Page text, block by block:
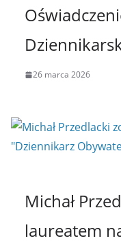
26 marca 2026
Michał
laureatem